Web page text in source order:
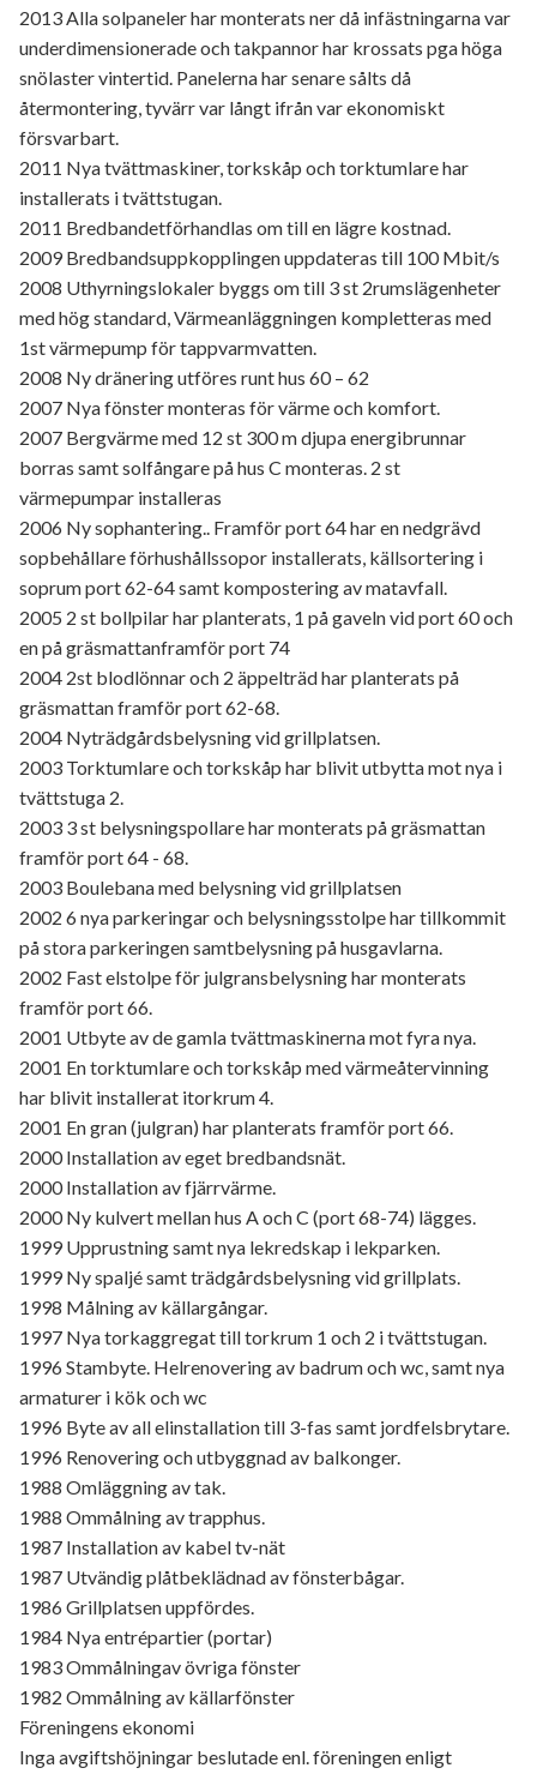
2013 Alla solpaneler har monterats ner då infästningarna var
underdimensionerade och takpannor har krossats pga höga
snölaster vintertid. Panelerna har senare sålts då
återmontering, tyvärr var långt ifrån var ekonomiskt
försvarbart.
2011 Nya tvättmaskiner, torkskåp och torktumlare har
installerats i tvättstugan.
2011 Bredbandetförhandlas om till en lägre kostnad.
2009 Bredbandsuppkopplingen uppdateras till 100 Mbit/s
2008 Uthyrningslokaler byggs om till 3 st 2rumslägenheter
med hög standard, Värmeanläggningen kompletteras med
1st värmepump för tappvarmvatten.
2008 Ny dränering utföres runt hus 60 – 62
2007 Nya fönster monteras för värme och komfort.
2007 Bergvärme med 12 st 300 m djupa energibrunnar
borras samt solfångare på hus C monteras. 2 st
värmepumpar installeras
2006 Ny sophantering.. Framför port 64 har en nedgrävd
sopbehållare förhushållssopor installerats, källsortering i
soprum port 62-64 samt kompostering av matavfall.
2005 2 st bollpilar har planterats, 1 på gaveln vid port 60 och
en på gräsmattanframför port 74
2004 2st blodlönnar och 2 äppelträd har planterats på
gräsmattan framför port 62-68.
2004 Nyträdgårdsbelysning vid grillplatsen.
2003 Torktumlare och torkskåp har blivit utbytta mot nya i
tvättstuga 2.
2003 3 st belysningspollare har monterats på gräsmattan
framför port 64 - 68.
2003 Boulebana med belysning vid grillplatsen
2002 6 nya parkeringar och belysningsstolpe har tillkommit
på stora parkeringen samtbelysning på husgavlarna.
2002 Fast elstolpe för julgransbelysning har monterats
framför port 66.
2001 Utbyte av de gamla tvättmaskinerna mot fyra nya.
2001 En torktumlare och torkskåp med värmeåtervinning
har blivit installerat itorkrum 4.
2001 En gran (julgran) har planterats framför port 66.
2000 Installation av eget bredbandsnät.
2000 Installation av fjärrvärme.
2000 Ny kulvert mellan hus A och C (port 68-74) lägges.
1999 Upprustning samt nya lekredskap i lekparken.
1999 Ny spaljé samt trädgårdsbelysning vid grillplats.
1998 Målning av källargångar.
1997 Nya torkaggregat till torkrum 1 och 2 i tvättstugan.
1996 Stambyte. Helrenovering av badrum och wc, samt nya
armaturer i kök och wc
1996 Byte av all elinstallation till 3-fas samt jordfelsbrytare.
1996 Renovering och utbyggnad av balkonger.
1988 Omläggning av tak.
1988 Ommålning av trapphus.
1987 Installation av kabel tv-nät
1987 Utvändig plåtbeklädnad av fönsterbågar.
1986 Grillplatsen uppfördes.
1984 Nya entrépartier (portar)
1983 Ommålningav övriga fönster
1982 Ommålning av källarfönster
Föreningens ekonomi
Inga avgiftshöjningar beslutade enl. föreningen enligt